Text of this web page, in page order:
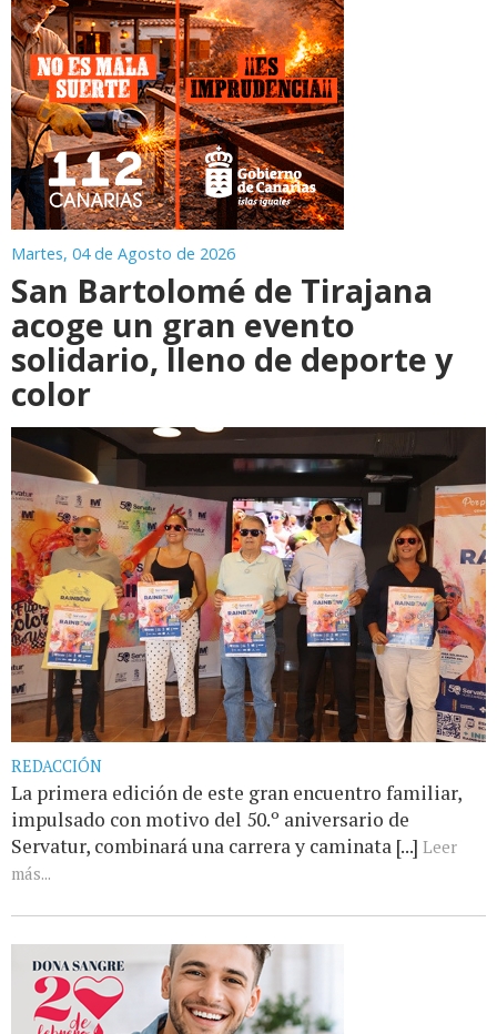
Martes, 04 de Agosto de 2026
San Bartolomé de Tirajana
acoge un gran evento
solidario, lleno de deporte y
color
REDACCIÓN
La primera edición de este gran encuentro familiar,
impulsado con motivo del 50.º aniversario de
Servatur, combinará una carrera y caminata [...] Leer
más...